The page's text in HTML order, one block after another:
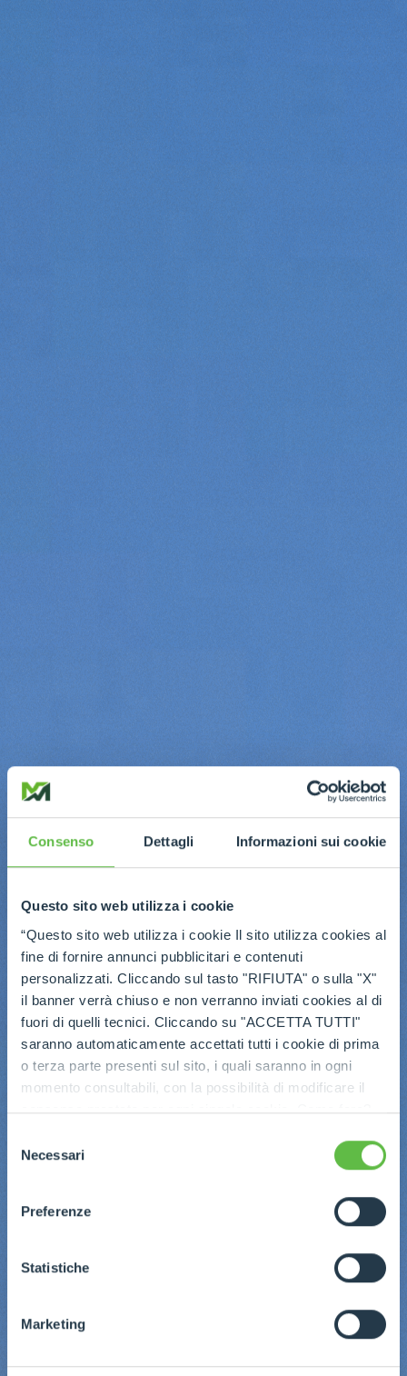
Consenso Dettagli Informazioni sui cookie
Questo sito web utilizza i cookie
“Questo sito web utilizza i cookie Il sito utilizza cookies al
fine di fornire annunci pubblicitari e contenuti
personalizzati. Cliccando sul tasto "RIFIUTA" o sulla "X"
il banner verrà chiuso e non verranno inviati cookies al di
fuori di quelli tecnici. Cliccando su "ACCETTA TUTTI"
saranno automaticamente accettati tutti i cookie di prima
o terza parte presenti sul sito, i quali saranno in ogni
momento consultabili, con la possibilità di modificare il
consenso prestato per ogni singolo cookie. Come fare?
ogni pagina, selezionare "Modifichi il suo consenso" e
dell'informativa completa nel footer presente in ogni
pagina. Per esercitare i diritti riconosciuti all'interessato ai
GDPR abbiamo predisposto una
apposita procedura.
delNecessari
Preferenze
Statistiche
Marketing